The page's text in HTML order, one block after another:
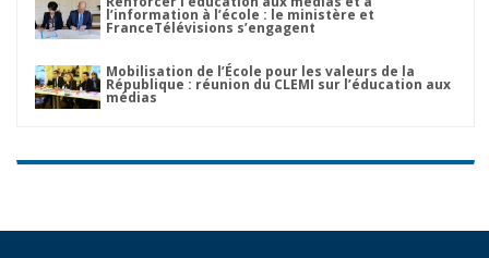
l’information à l’école : le ministère et
FranceTélévisions s’engagent
Mobilisation de l’École pour les valeurs de la
République : réunion du CLEMI sur l’éducation aux
médias